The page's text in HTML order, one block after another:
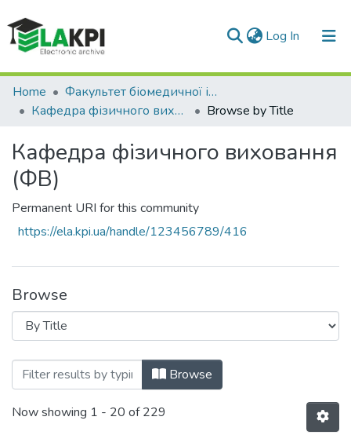
Log In (current)
Communities & Collections
All of DSpace
Home
Факультет біомедичної інженерії (ФБМІ)
Кафедра фізичного виховання (ФВ)
Browse by Title
Кафедра фізичного виховання
(ФВ)
Permanent URI for this community
https://ela.kpi.ua/handle/123456789/416
Browse
Browsing Кафедра фізичного
Browse
Now showing 1 - 20 of 229